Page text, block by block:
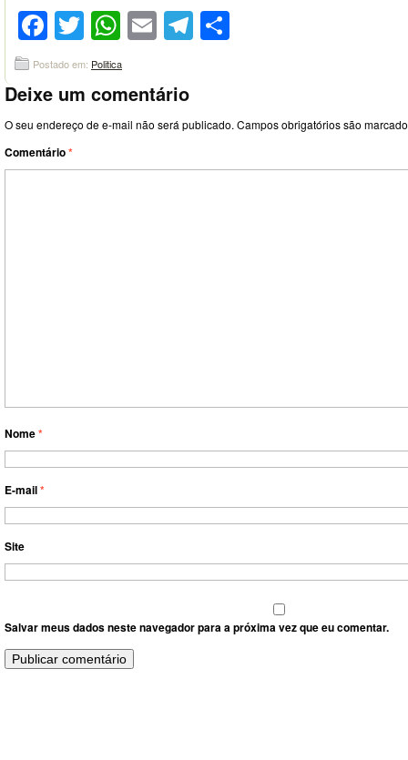
Facebook
Twitter
WhatsApp
EmailTelegram
Postado em: Politica
Deixe um comentário
O seu endereço de e-mail não será publicado. Campos obrigatórios são
Comentário*
Nome*
E-mail*
Site
Salvar meus dados neste navegador para a próxima vez que eu comentar.